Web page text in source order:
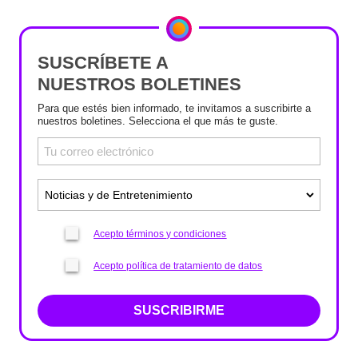
SUSCRÍBETE A
NUESTROS BOLETINES
Para que estés bien informado, te invitamos a suscribirte a
nuestros boletines. Selecciona el que más te guste.
Acepto términos y condiciones
Acepto política de tratamiento de datos
SUSCRIBIRME